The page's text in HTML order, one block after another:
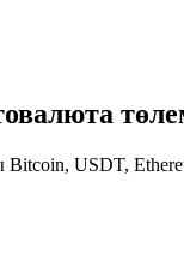
USDT,